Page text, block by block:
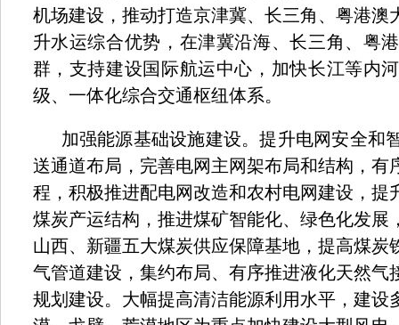
机场建设，推动打造京津冀、长三角、粤港澳
升水运综合优势，在津冀沿海、长三角、粤
群，支持建设国际航运中心，加快长江等内
级、一体化综合交通枢纽体系。
加强能源基础设施建设。提升电网安全和
送通道布局，完善电网主网架布局和结构，有
程，积极推进配电网改造和农村电网建设，提
煤炭产运结构，推进煤矿智能化、绿色化发展
山西、新疆五大煤炭供应保障基地，提高煤炭
气管道建设，集约布局、有序推进液化天然气
规划建设。大幅提高清洁能源利用水平，建设